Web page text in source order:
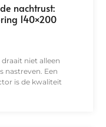
nachtrust:
140×200
niet alleen
nastreven. Een
is de kwaliteit